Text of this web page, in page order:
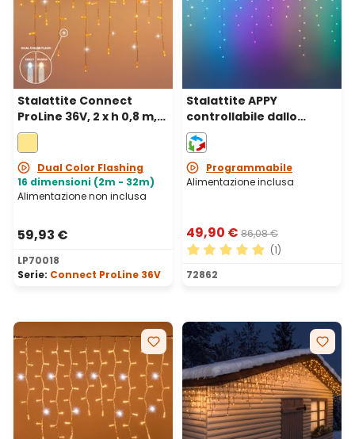
Stalattite Connect
ProLine 36V, 2 x h 0,8 m,
120 maxiled bianco
caldo, cavo trasparente,
prolungabile
Dual Color Flashing
16 dimensioni (2m - 32m)
Alimentazione non inclusa
59,93 €
LP70018
Serie: Connect ProLine 36V
Stalattite APPY
controllabile dallo
Smartphone, 5 x h 1,2 m,
225 Pixel led RGB
Programmabile
Alimentazione inclusa
49,90 € 86,08 €
Valutazione media di 5 su
(1)
72862